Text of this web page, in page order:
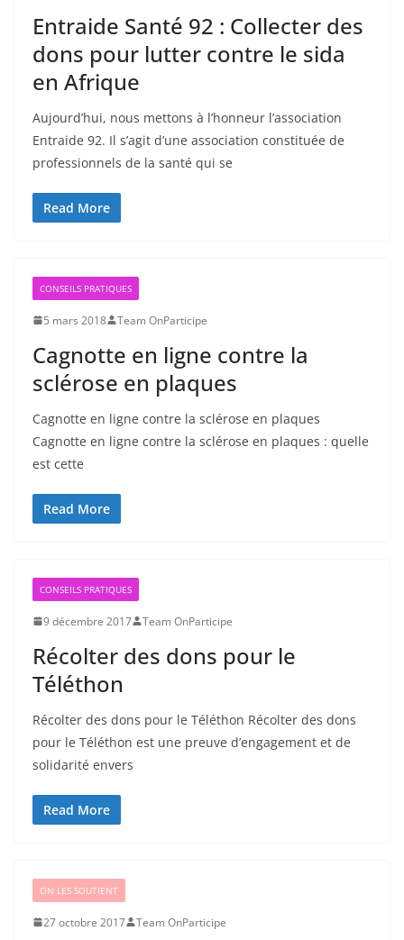
Entraide Santé 92 : Collecter des
dons pour lutter contre le sida
en Afrique
Aujourd’hui, nous mettons à l’honneur l’association
Entraide 92. Il s’agit d’une association constituée de
professionnels de la santé qui se
Read More
CONSEILS PRATIQUES
5 mars 2018 Team OnParticipe
Cagnotte en ligne contre la
sclérose en plaques
Cagnotte en ligne contre la sclérose en plaques
Cagnotte en ligne contre la sclérose en plaques : quelle
est cette
Read More
CONSEILS PRATIQUES
9 décembre 2017 Team OnParticipe
Récolter des dons pour le
Téléthon
Récolter des dons pour le Téléthon Récolter des dons
pour le Téléthon est une preuve d’engagement et de
solidarité envers
Read More
ON LES SOUTIENT
27 octobre 2017 Team OnParticipe